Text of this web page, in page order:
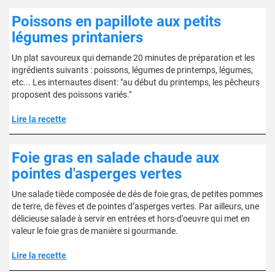
Poissons en papillote aux petits
légumes printaniers
Un plat savoureux qui demande 20 minutes de préparation et les
ingrédients suivants : poissons, légumes de printemps, légumes,
etc... Les internautes disent: "au début du printemps, les pêcheurs
proposent des poissons variés."
Lire la recette
Foie gras en salade chaude aux
pointes d'asperges vertes
Une salade tiède composée de dés de foie gras, de petites pommes
de terre, de fèves et de pointes d’asperges vertes. Par ailleurs, une
délicieuse salade à servir en entrées et hors-d'oeuvre qui met en
valeur le foie gras de manière si gourmande.
Lire la recette